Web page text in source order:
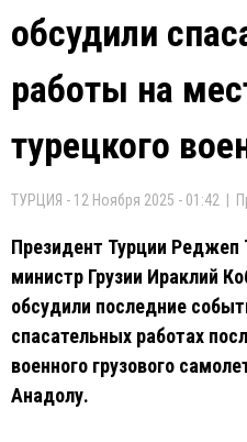
обсудили
работы на
турецкого
ТУРЦИЯ - 12 Ноября 2025 - 01:42 |
Президент Турции Реджеп
министр Грузии Ираклий
обсудили последние
спасательных работах
военного грузового
Анадолу.